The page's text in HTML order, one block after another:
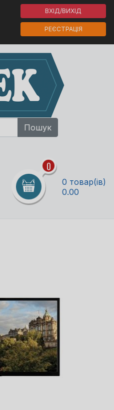
ВХІД/ВИХІД
РЕЄСТРАЦІЯ
0
0 товар(ів)
0.00